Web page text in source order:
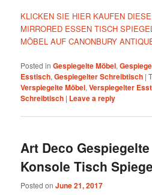
KLICKEN SIE HIER KAUFEN
MIRRORED ESSEN TISCH
MÖBEL AUF CANONBURY
Posted in Gespiegelte Möbel,
Esstisch,Gespiegelter Schreibtisch |
Verspiegelte Möbel,Verspiegelter
Schreibtisch | Leave a reply
Art Deco Gespiegelte
Konsole Tisch
Posted onJune 21, 2017